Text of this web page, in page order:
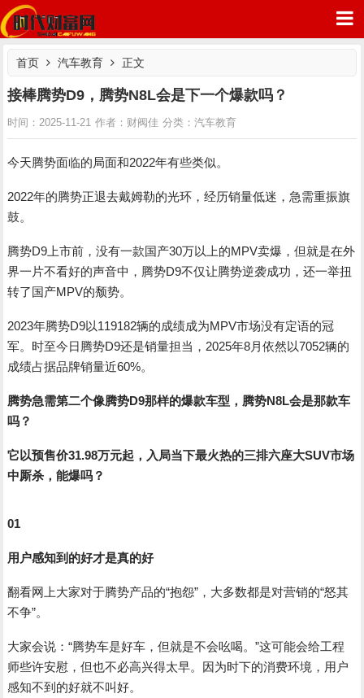
时代财富网
首页 汽车教育 正文
接棒腾势D9，腾势N8L会是下一个爆款吗？
时间：2025-11-21 作者：财阀佳 分类：汽车教育
今天腾势面临的局面和2022年有些类似。
2022年的腾势正退去戴姆勒的光环，经历销量低迷，急需重振旗
鼓。
腾势D9上市前，没有一款国产30万以上的MPV卖爆，但就是在外
界一片不看好的声音中，腾势D9不仅让腾势逆袭成功，还一举扭
转了国产MPV的颓势。
2023年腾势D9以119182辆的成绩成为MPV市场没有定语的冠
军。时至今日腾势D9还是销量担当，2025年8月依然以7052辆的
成绩占据品牌销量近60%。
腾势急需第二个像腾势D9那样的爆款车型，腾势N8L会是那款车
吗？
它以预售价31.98万元起，入局当下最火热的三排六座大SUV市场
中厮杀，能爆吗？
01
用户感知到的好才是真的好
翻看网上大家对于腾势产品的“抱怨”，大多数都是对营销的“怒其
不争”。
大家会说：“腾势车是好车，但就是不会吆喝。”这可能会给工程
师些许安慰，但也不必高兴得太早。因为时下的消费环境，用户
感知不到的好就不叫好。